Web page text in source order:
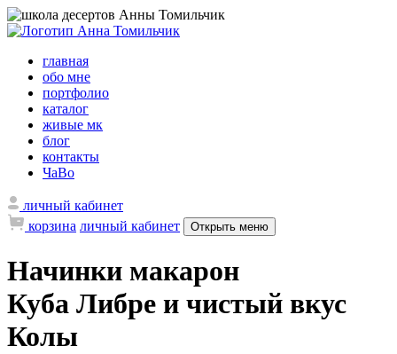
главная
обо мне
портфолио
каталог
живые мк
блог
контакты
ЧаВо
личный кабинет
корзина личный кабинет Открыть меню
Начинки макарон
Куба Либре и чистый вкус
Колы